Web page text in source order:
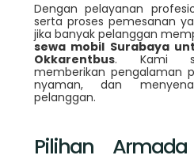
Dengan pelayanan
serta proses pemesanan
jika banyak pelanggan
sewa mobil Surabaya
Okkarentbus. Kami
memberikan pengalaman
nyaman, dan
pelanggan.
Pilihan